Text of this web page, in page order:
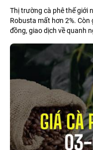
Thị trường cà phê thế giới
Robusta mất hơn 2%.
đồng, giao dịch về quanh